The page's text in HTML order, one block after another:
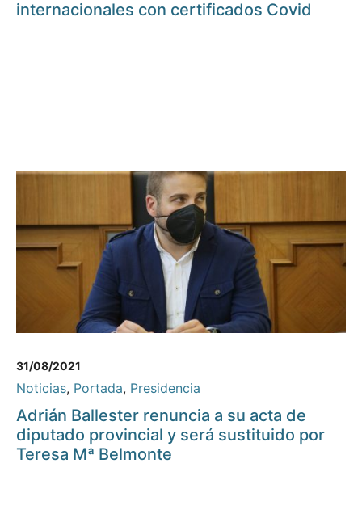
internacionales con certificados Covid
31/08/2021
Noticias, Portada, Presidencia
Adrián Ballester renuncia a su acta de
diputado provincial y será sustituido por
Teresa Mª Belmonte